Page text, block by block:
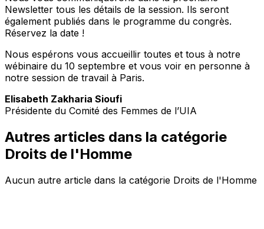
Newsletter tous les détails de la session. Ils seront
également publiés dans le programme du congrès.
Réservez la date !
Nous espérons vous accueillir toutes et tous à notre
wébinaire du 10 septembre et vous voir en personne à
notre session de travail à Paris.
Elisabeth Zakharia Sioufi
Présidente du Comité des Femmes de l’UIA
Autres articles dans la catégorie
Droits de l'Homme
Aucun autre article dans la catégorie Droits de l'Homme